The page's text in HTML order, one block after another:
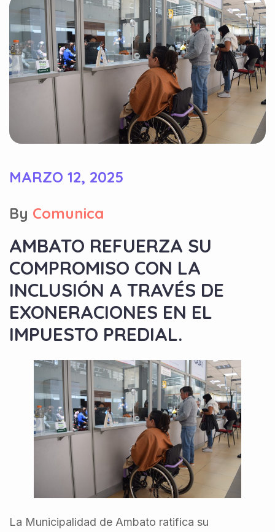
MARZO 12, 2025
By Comunica
AMBATO REFUERZA SU
COMPROMISO CON LA
INCLUSIÓN A TRAVÉS DE
EXONERACIONES EN EL
IMPUESTO PREDIAL.
La Municipalidad de Ambato ratifica su